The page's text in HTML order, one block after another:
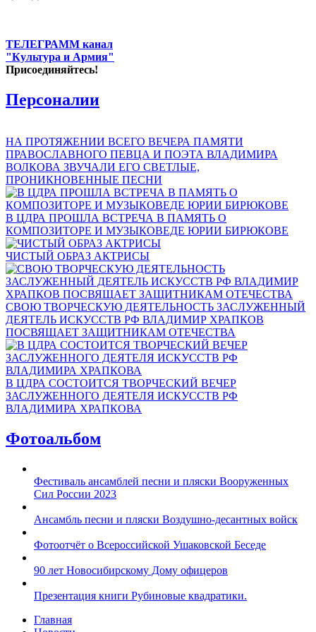
ТЕЛЕГРАММ канал
"Культура и Армия"
Присоединяйтесь!
Персоналии
НА ПРОТЯЖЕНИИ ВСЕГО ВЕЧЕРА ПАМЯТИ
ПРАВОСЛАВНОГО ПЕВЦА И ПОЭТА ВЛАДИМИРА
ВОЛКОВА ЗВУЧАЛИ ЕГО СВЕТЛЫЕ,
ПРОНИКНОВЕННЫЕ ПЕСНИ
В ЦДРА ПРОШЛА ВСТРЕЧА В ПАМЯТЬ О
КОМПОЗИТОРЕ И МУЗЫКОВЕДЕ ЮРИИ БИРЮКОВЕ
ЧИСТЫЙ ОБРАЗ АКТРИСЫ
СВОЮ ТВОРЧЕСКУЮ ДЕЯТЕЛЬНОСТЬ ЗАСЛУЖЕННЫЙ
ДЕЯТЕЛЬ ИСКУССТВ РФ ВЛАДИМИР ХРАПКОВ
ПОСВЯЩАЕТ ЗАЩИТНИКАМ ОТЕЧЕСТВА
В ЦДРА СОСТОИТСЯ ТВОРЧЕСКИЙ ВЕЧЕР
ЗАСЛУЖЕННОГО ДЕЯТЕЛЯ ИСКУССТВ РФ
ВЛАДИМИРА ХРАПКОВА
Фотоальбом
Фестиваль ансамблей песни и пляски Вооруженных
Сил России 2023
Ансамбль песни и пляски Воздушно-десантных войск
Фотоотчёт о Всероссийской Ушаковской Беседе
90 лет Новосибирскому Дому офицеров
Презентация книги Рубиновые квадратики.
Главная